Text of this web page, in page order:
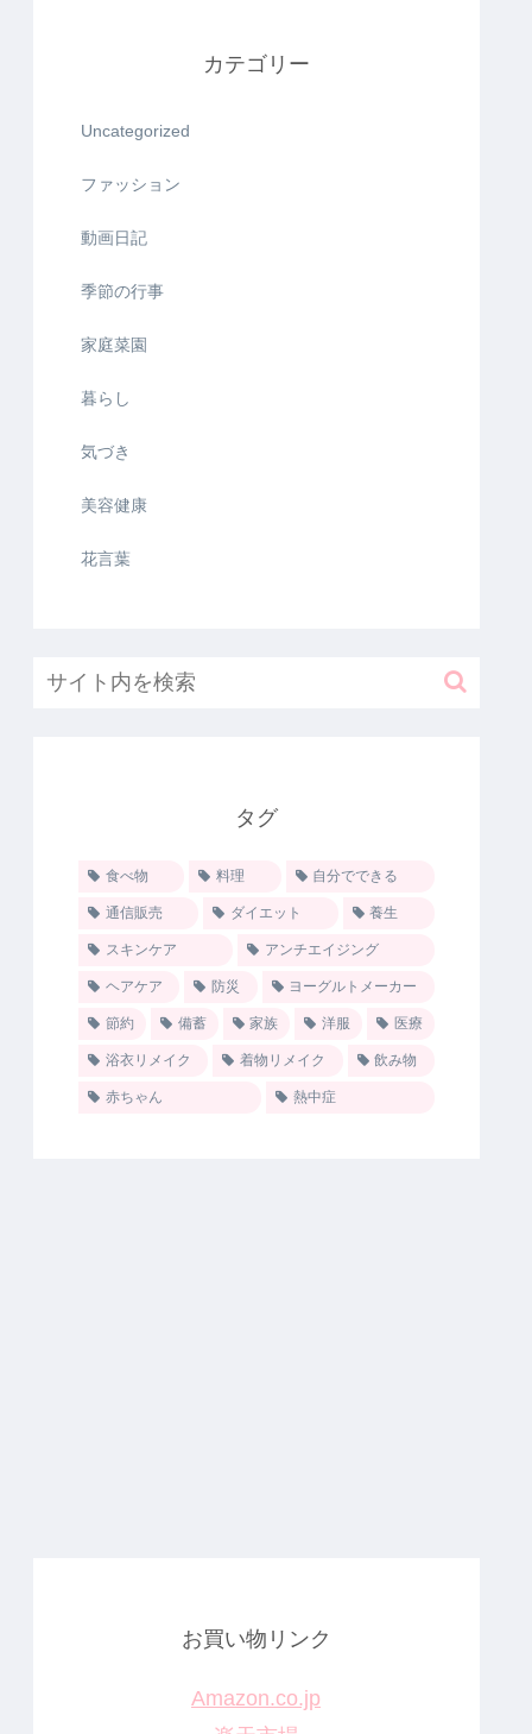
カテゴリー
Uncategorized
ファッション
動画日記
季節の行事
家庭菜園
暮らし
気づき
美容健康
花言葉
タグ
食べ物 料理 自分でできる
通信販売 ダイエット 養生
スキンケア アンチエイジング
ヘアケア 防災 ヨーグルトメーカー
節約 備蓄 家族 洋服 医療
浴衣リメイク 着物リメイク 飲み物
赤ちゃん 熱中症
お買い物リンク
Amazon.co.jp